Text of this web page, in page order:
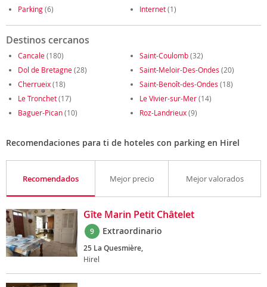
Parking(6) Internet(1)
Destinos cercanos
Cancale(180) Saint-Coulomb(32)
Dol de Bretagne(28) Saint-Meloir-Des-Ondes (20)
Cherrueix(18) Saint-Benoît-des-Ondes (18)
Le Tronchet(17) Le Vivier-sur-Mer(14)
Baguer-Pican(10) Roz-Landrieux(9)
Recomendaciones para ti de hoteles con parking en Hirel
Recomendados Mejor precio Mejor valorados
Gîte Marin Petit Châtelet
9 Extraordinario
25 La Quesmière,
Hirel